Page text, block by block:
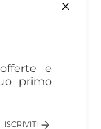
e
primo
ISCRIVITI